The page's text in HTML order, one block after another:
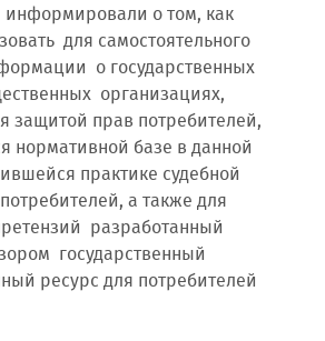
информировали о том, как
для самостоятельного
о государственных
организациях,
защитой прав потребителей,
нормативной базе в данной
практике судебной
а также для
разработанный
государственный
ресурс для потребителей